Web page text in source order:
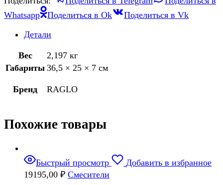
Whatsapp
Поделиться в Ok
Поделиться в Vk
Детали
Вес
2,197 кг
Габариты 36,5 × 25 × 7 см
Бренд RAGLO
Похожие товары
Быстрый просмотр
Добавить в избранное
19195,00 ₽ Смесители